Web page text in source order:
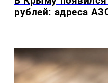
рублей: адреса